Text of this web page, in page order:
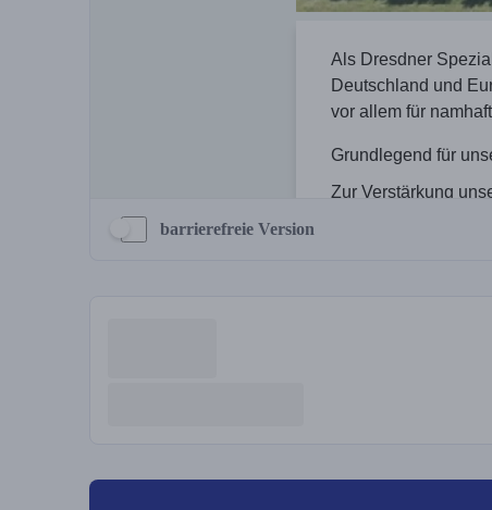
barrierefreie Version